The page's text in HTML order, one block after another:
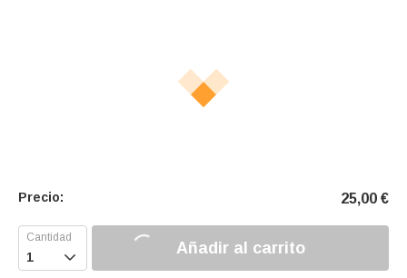
Precio: 25,00 €
 Añadir al carrito